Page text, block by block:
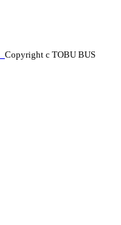
Copyright c TOBU BUS